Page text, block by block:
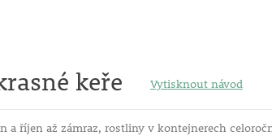
keře Vytisknout návod
a říjen až zámraz, rostliny v kontejnerech